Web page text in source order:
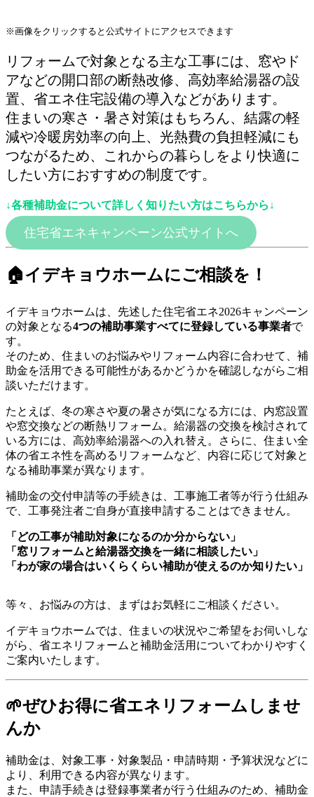
※画像をクリックすると公式サイトにアクセスできます
リフォームで対象となる主な工事には、窓やド
アなどの開口部の断熱改修、高効率給湯器の設
置、省エネ住宅設備の導入などがあります。
住まいの寒さ・暑さ対策はもちろん、結露の軽
減や冷暖房効率の向上、光熱費の負担軽減にも
つながるため、これからの暮らしをより快適に
したい方におすすめの制度です。
↓各種補助金について詳しく知りたい方はこちらから↓
住宅省エネキャンペーン公式サイトへ
🏠イデキョウホームにご相談を！
イデキョウホームは、先述した住宅省エネ2026キャンペーン
の対象となる4つの補助事業すべてに登録している事業者で
す。
そのため、住まいのお悩みやリフォーム内容に合わせて、補
助金を活用できる可能性があるかどうかを確認しながらご相
談いただけます。
たとえば、冬の寒さや夏の暑さが気になる方には、内窓設置
や窓交換などの断熱リフォーム。給湯器の交換を検討されて
いる方には、高効率給湯器への入れ替え。さらに、住まい全
体の省エネ性を高めるリフォームなど、内容に応じて対象と
なる補助事業が異なります。
補助金の交付申請等の手続きは、工事施工者等が行う仕組み
で、工事発注者ご自身が直接申請することはできません。
「どの工事が補助対象になるのか分からない」
「窓リフォームと給湯器交換を一緒に相談したい」
「わが家の場合はいくらくらい補助が使えるのか知りたい」
等々、お悩みの方は、まずはお気軽にご相談ください。
イデキョウホームでは、住まいの状況やご希望をお伺いしな
がら、省エネリフォームと補助金活用についてわかりやすく
ご案内いたします。
🌱ぜひお得に省エネリフォームしませ
んか
補助金は、対象工事・対象製品・申請時期・予算状況などに
より、利用できる内容が異なります。
また、申請手続きは登録事業者が行う仕組みのため、補助金